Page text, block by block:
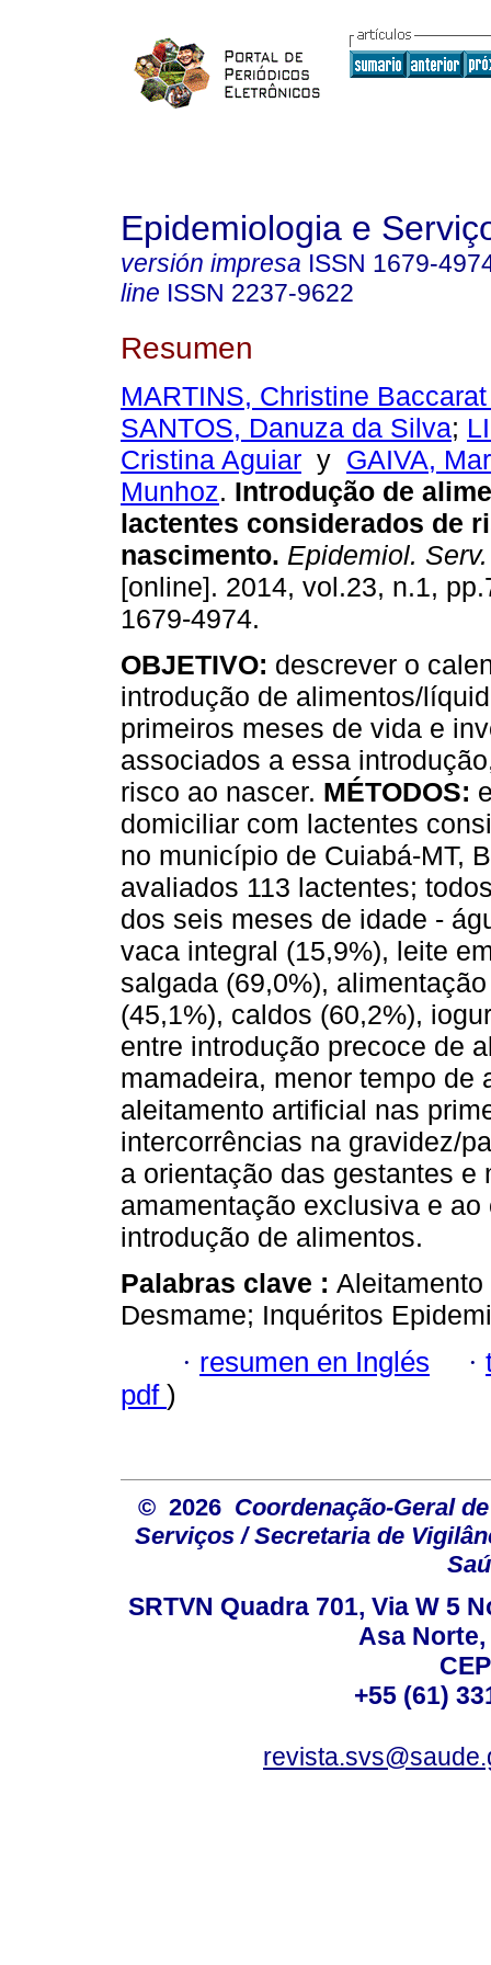
Epidemiologia e
versión impresa ISSN 1679-
line ISSN 2237-9622
Resumen
MARTINS, Christine
SANTOS, Danuza da Silva;
Cristina Aguiar y GAIVA,
Munhoz. Introdução de
lactentes considerados de
nascimento. Epidemiol.
[online]. 2014, vol.23, n.1,
1679-4974.
OBJETIVO: descrever o
introdução de alimentos/
primeiros meses de vida e
associados a essa
risco ao nascer. MÉTODOS:
domiciliar com lactentes
no município de Cuiabá-MT,
avaliados 113 lactentes;
dos seis meses de idade -
vaca integral (15,9%), leite
salgada (69,0%),
(45,1%), caldos (60,2%),
entre introdução precoce de
mamadeira, menor tempo de
aleitamento artificial nas
intercorrências na gravidez/
a orientação das gestantes e
amamentação exclusiva e
introdução de alimentos.
Palabras clave :
Desmame; Inquéritos
· resumen en Inglés ·
pdf )
© 2026 Coordenação-Geral
Serviços / Secretaria de
SRTVN Quadra 701, Via W 5
Asa
+55 (61)